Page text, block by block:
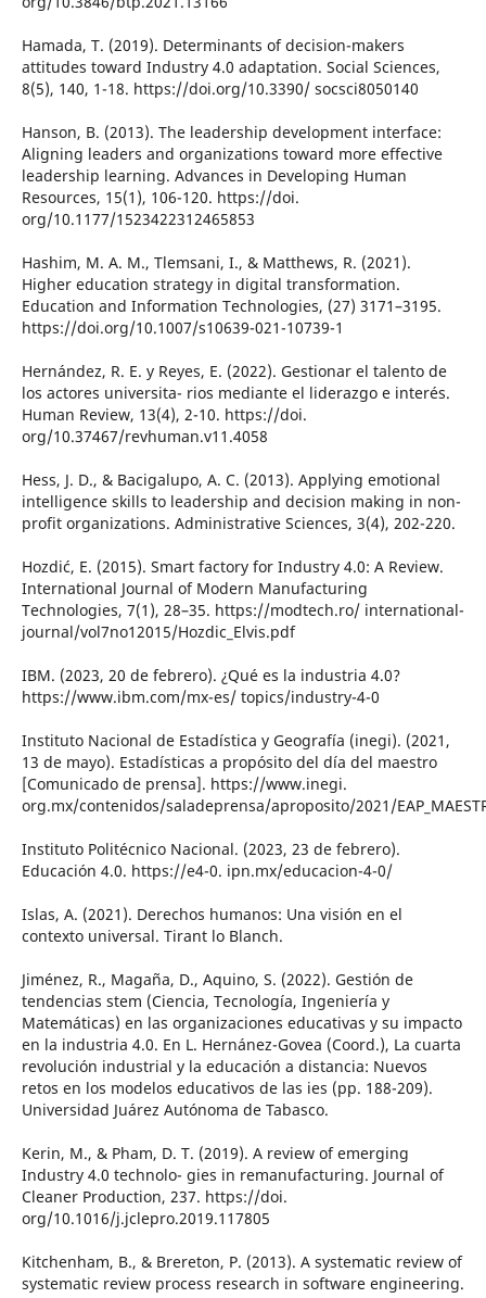
Hamada, T. (2019). Determinants of decision-makers
attitudes toward Industry 4.0 adaptation. Social Sciences,
8(5), 140, 1-18. https://doi.org/10.3390/ socsci8050140
Hanson, B. (2013). The leadership development interface:
Aligning leaders and organizations toward more effective
leadership learning. Advances in Developing Human
Resources, 15(1), 106-120. https://doi.
org/10.1177/1523422312465853
Hashim, M. A. M., Tlemsani, I., & Matthews, R. (2021).
Higher education strategy in digital transformation.
Education and Information Technologies, (27) 3171–3195.
https://doi.org/10.1007/s10639-021-10739-1
Hernández, R. E. y Reyes, E. (2022). Gestionar el talento de
los actores universita- rios mediante el liderazgo e interés.
Human Review, 13(4), 2-10. https://doi.
org/10.37467/revhuman.v11.4058
Hess, J. D., & Bacigalupo, A. C. (2013). Applying emotional
intelligence skills to leadership and decision making in non-
profit organizations. Administrative Sciences, 3(4), 202-220.
Hozdić, E. (2015). Smart factory for Industry 4.0: A Review.
International Journal of Modern Manufacturing
Technologies, 7(1), 28–35. https://modtech.ro/ international-
journal/vol7no12015/Hozdic_Elvis.pdf
IBM. (2023, 20 de febrero). ¿Qué es la industria 4.0?
https://www.ibm.com/mx-es/ topics/industry-4-0
Instituto Nacional de Estadística y Geografía (inegi). (2021,
13 de mayo). Estadísticas a propósito del día del maestro
[Comunicado de prensa]. https://www.inegi.
org.mx/contenidos/saladeprensa/aproposito/2021/
Instituto Politécnico Nacional. (2023, 23 de febrero).
Educación 4.0. https://e4-0. ipn.mx/educacion-4-0/
Islas, A. (2021). Derechos humanos: Una visión en el
contexto universal. Tirant lo Blanch.
Jiménez, R., Magaña, D., Aquino, S. (2022). Gestión de
tendencias stem (Ciencia, Tecnología, Ingeniería y
Matemáticas) en las organizaciones educativas y su impacto
en la industria 4.0. En L. Hernánez-Govea (Coord.), La cuarta
revolución industrial y la educación a distancia: Nuevos
retos en los modelos educativos de las ies (pp. 188-209).
Universidad Juárez Autónoma de Tabasco.
Kerin, M., & Pham, D. T. (2019). A review of emerging
Industry 4.0 technolo- gies in remanufacturing. Journal of
Cleaner Production, 237. https://doi.
org/10.1016/j.jclepro.2019.117805
Kitchenham, B., & Brereton, P. (2013). A systematic review of
systematic review process research in software engineering.